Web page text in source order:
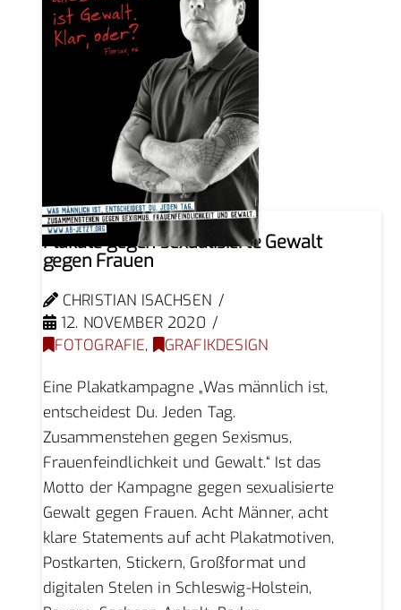
Plakate gegen sexualisierte Gewalt
gegen Frauen
CHRISTIAN ISACHSEN
12. NOVEMBER 2020
FOTOGRAFIE, GRAFIKDESIGN
Eine Plakatkampagne „Was männlich ist,
entscheidest Du. Jeden Tag.
Zusammenstehen gegen Sexismus,
Frauenfeindlichkeit und Gewalt.“ Ist das
Motto der Kampagne gegen sexualisierte
Gewalt gegen Frauen. Acht Männer, acht
klare Statements auf acht Plakatmotiven,
Postkarten, Stickern, Großformat und
digitalen Stelen in Schleswig-Holstein,